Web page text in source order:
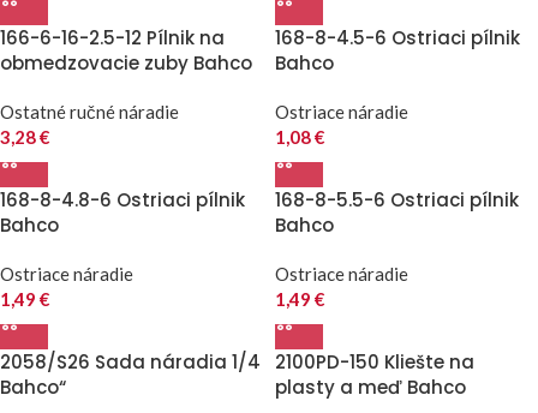
166-6-16-2.5-12 Pílnik na
obmedzovacie zuby Bahco
Ostatné ručné náradie
3,28€
168-8-4.5-6 Ostriaci pílnik
Bahco
Ostriace náradie
1,08€
168-8-4.8-6 Ostriaci pílnik
Bahco
Ostriace náradie
1,49 €
168-8-5.5-6 Ostriaci pílnik
Bahco
Ostriace náradie
1,49 €
2058/S26 Sada náradia 1/4
Bahco“
2100PD-150 Kliešte na
plasty a meď Bahco